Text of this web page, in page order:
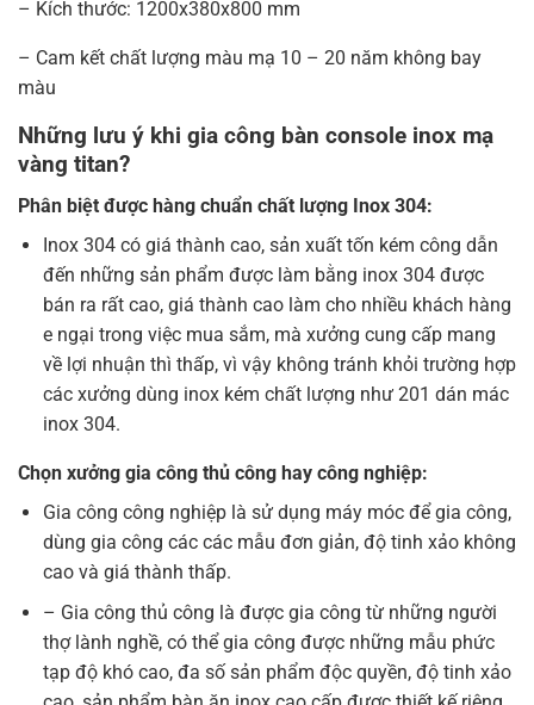
– Kích thước: 1200x380x800 mm
– Cam kết chất lượng màu mạ 10 – 20 năm không bay
màu
Những lưu ý khi gia công bàn console inox mạ
vàng titan?
Phân biệt được hàng chuẩn chất lượng Inox 304:
Inox 304 có giá thành cao, sản xuất tốn kém công dẫn
đến những sản phẩm được làm bằng inox 304 được
bán ra rất cao, giá thành cao làm cho nhiều khách hàng
e ngại trong việc mua sắm, mà xưởng cung cấp mang
về lợi nhuận thì thấp, vì vậy không tránh khỏi trường hợp
các xưởng dùng inox kém chất lượng như 201 dán mác
inox 304.
Chọn xưởng gia công thủ công hay công nghiệp:
Gia công công nghiệp là sử dụng máy móc để gia công,
dùng gia công các các mẫu đơn giản, độ tinh xảo không
cao và giá thành thấp.
– Gia công thủ công là được gia công từ những người
thợ lành nghề, có thể gia công được những mẫu phức
tạp độ khó cao, đa số sản phẩm độc quyền, độ tinh xảo